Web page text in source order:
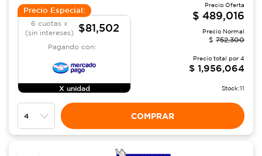
Precio Especial:
6 cuotas x
(sin intereses)
$81,502
Pagando con:
X unidad
Precio Oferta
$ 489,016
Precio Normal
$ 752,300
Precio total por 4
$ 1,956,064
Stock:11
COMPRAR